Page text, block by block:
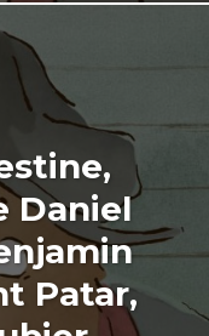
Daniel
Patar,